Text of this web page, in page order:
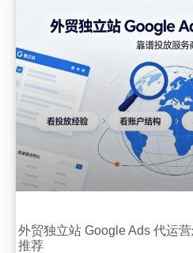
外贸独立站 Google Ads 代运
推荐